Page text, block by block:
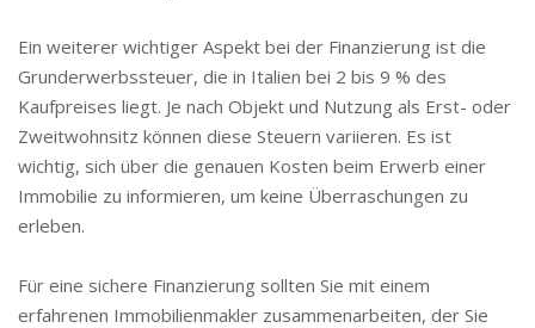
Ein weiterer wichtiger Aspekt bei der Finanzierung ist die
Grunderwerbssteuer, die in Italien bei 2 bis 9 % des
Kaufpreises liegt. Je nach Objekt und Nutzung als Erst- oder
Zweitwohnsitz können diese Steuern variieren. Es ist
wichtig, sich über die genauen Kosten beim Erwerb einer
Immobilie zu informieren, um keine Überraschungen zu
erleben.
Für eine sichere Finanzierung sollten Sie mit einem
erfahrenen Immobilienmakler zusammenarbeiten, der Sie